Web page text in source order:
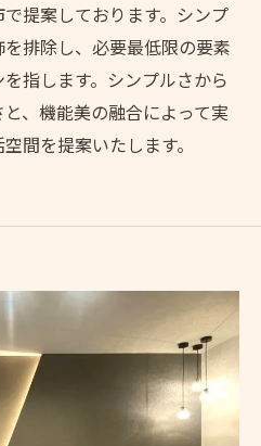
提案しております。シンプ
排除し、必要最低限の要素
指します。シンプルさから
、機能美の融合によって実
間を提案いたします。